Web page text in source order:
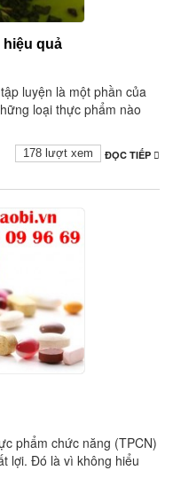
hiệu quả
luyện là một phần của
loại thực phẩm nào
ĐỌC TIẾP
178 lượt xem
phẩm chức năng (TPCN)
lợi. Đó là vì không hiểu